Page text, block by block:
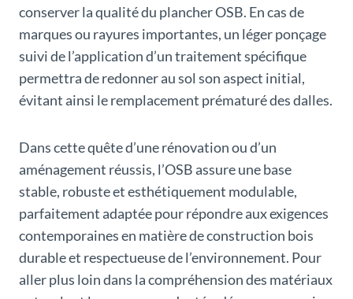
conserver la qualité du plancher OSB. En cas de
marques ou rayures importantes, un léger ponçage
suivi de l’application d’un traitement spécifique
permettra de redonner au sol son aspect initial,
évitant ainsi le remplacement prématuré des dalles.
Dans cette quête d’une rénovation ou d’un
aménagement réussis, l’OSB assure une base
stable, robuste et esthétiquement modulable,
parfaitement adaptée pour répondre aux exigences
contemporaines en matière de construction bois
durable et respectueuse de l’environnement. Pour
aller plus loin dans la compréhension des matériaux